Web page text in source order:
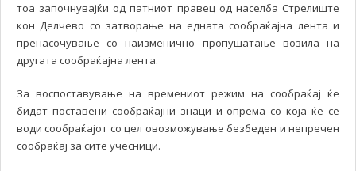
тоа започнувајќи од патниот правец од населба Стрелиште
кон Делчево со затворање на едната сообраќајна лента и
пренасочување со наизменично пропушатање возила на
другата сообраќајна лента.
За воспоставување на времениот режим на сообраќај ќе
бидат поставени сообраќајни знаци и опрема со која ќе се
води сообраќајот со цел овозможување безбеден и непречен
сообраќај за сите учесници.